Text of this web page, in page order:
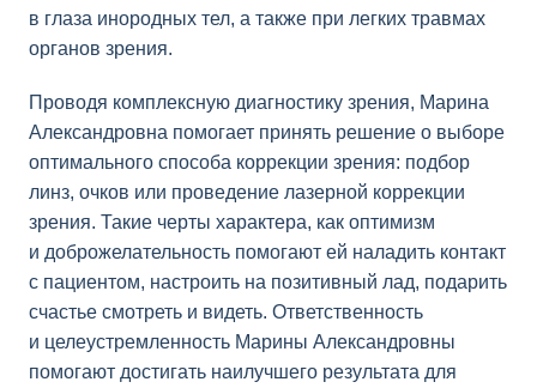
в глаза инородных тел, а также при легких травмах
органов зрения.
Проводя комплексную диагностику зрения, Марина
Александровна помогает принять решение о выборе
оптимального способа коррекции зрения: подбор
линз, очков или проведение лазерной коррекции
зрения. Такие черты характера, как оптимизм
и доброжелательность помогают ей наладить контакт
с пациентом, настроить на позитивный лад, подарить
счастье смотреть и видеть. Ответственность
и целеустремленность Марины Александровны
помогают достигать наилучшего результата для